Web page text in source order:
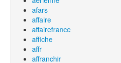
afars
affaire
affairefrance
affiche
affr
affranchir